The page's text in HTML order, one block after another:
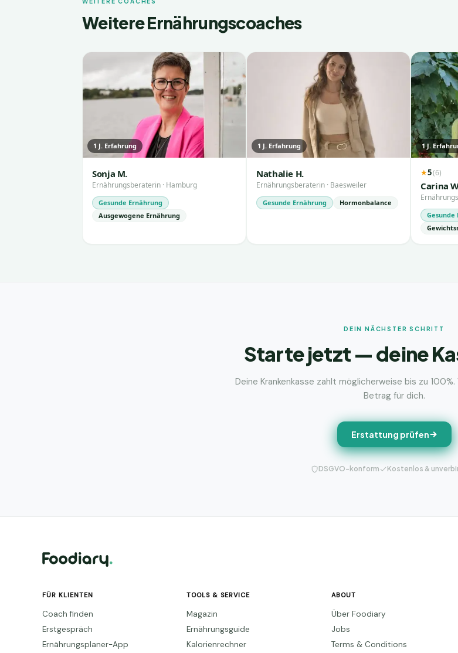
Weitere Ernährungscoaches
1 J. Erfahrung
Sonja M.
Ernährungsberaterin · Hamburg
Gesunde Ernährung
Ausgewogene Ernährung
1 J. Erfahrung
Nathalie H.
Ernährungsberaterin · Baesweiler
Gesunde Ernährung Hormonbalance
1J.
★5(6)
Carina
Gesunde
DEIN NÄCHSTER SCHRITT
Starte jetzt — deine
Deine Krankenkasse zahlt möglicherweise bis zu
Betrag für dich.
Erstattung prüfen
DSGVO-konform Kostenlos &
FÜR KLIENTEN
Coach finden
Erstgespräch
Ernährungsplaner-App
TOOLS & SERVICE
Magazin
Ernährungsguide
Kalorienrechner
ABOUT
Über Foodiary
Jobs
Terms & Conditions